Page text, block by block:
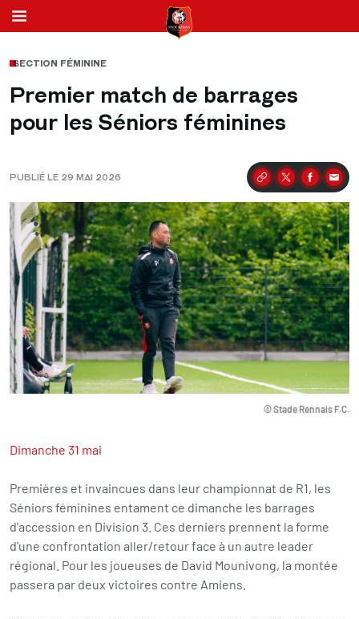
SECTION FÉMININE
Premier match de barrages
pour les Séniors féminines
PUBLIÉ LE 29 MAI 2026 Partager
© Stade Rennais F.C.
Dimanche 31 mai
Premières et invaincues dans leur championnat de R1, les
Séniors féminines entament ce dimanche les barrages
d'accession en Division 3. Ces derniers prennent la forme
d'une confrontation aller/retour face à un autre leader
régional. Pour les joueuses de David Mounivong, la montée
passera par deux victoires contre Amiens.